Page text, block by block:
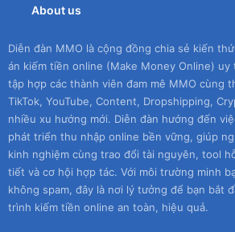
About us
Diễn đàn MMO là cộng đồng chia sẻ kiến
án kiếm tiền online (Make Money Online) uy
tập hợp các thành viên đam mê MMO cùng
TikTok, YouTube, Content, Dropshipping,
nhiều xu hướng mới. Diễn đàn hướng đến
phát triển thu nhập online bền vững, giúp
kinh nghiệm cùng trao đổi tài nguyên, tool
tiết và cơ hội hợp tác. Với môi trường minh
không spam, đây là nơi lý tưởng để bạn bắt
trình kiếm tiền online an toàn, hiệu quả.